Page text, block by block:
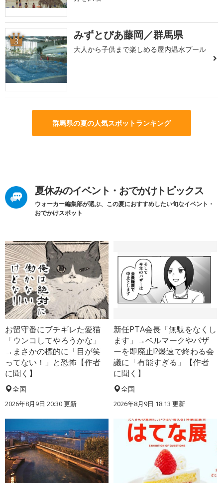
3 みずとぴあ藤岡／群馬県
大人から子供まで楽しめる屋内温水プール
群馬県の夏の人気スポットランキング
夏休みのイベント・おでかけトピックス
ウォーカー編集部が選ぶ、この夏におすすめしたい旬なイベント・
おでかけスポット
お留守番にブチギレた愛猫
「ウンコしてやろうかな」
→まさかの標的に「目が笑
ってない！」と恐怖【作者
に聞く】
全国
2026年8月9日 20:30更新
新任PTA会長「無駄をなくし
ます」→ベルマークやバザ
ーを即廃止!?爆速で終わる会
議に「有能すぎる」【作者
に聞く】
全国
2026年8月9日 18:13 更新